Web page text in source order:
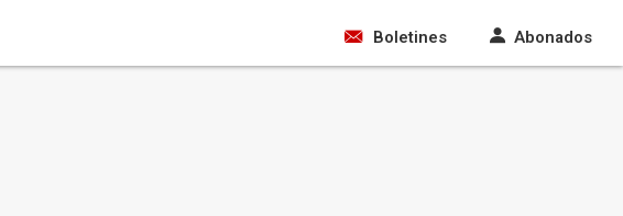
Boletines Abonados